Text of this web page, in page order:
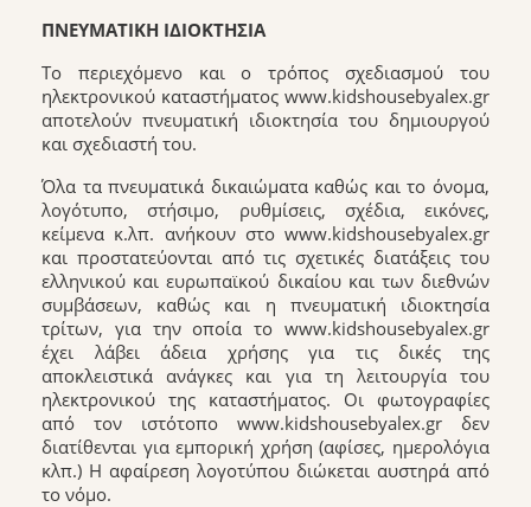
ΠΝΕΥΜΑΤΙΚΗ ΙΔΙOΚΤΗΣΙΑ
Το περιεχόμενο και ο τρόπος σχεδιασμού του
ηλεκτρονικού καταστήματος www.kidshousebyalex.gr
αποτελούν πνευματική ιδιοκτησία του δημιουργού
και σχεδιαστή του.
Όλα τα πνευματικά δικαιώματα καθώς και το όνομα,
λογότυπο, στήσιμο, ρυθμίσεις, σχέδια, εικόνες,
κείμενα κ.λπ. ανήκουν στο www.kidshousebyalex.gr
και προστατεύονται από τις σχετικές διατάξεις του
ελληνικού και ευρωπαϊκού δικαίου και των διεθνών
συμβάσεων, καθώς και η πνευματική ιδιοκτησία
τρίτων, για την οποία το www.kidshousebyalex.gr
έχει λάβει άδεια χρήσης για τις δικές της
αποκλειστικά ανάγκες και για τη λειτουργία του
ηλεκτρονικού της καταστήματος. Οι φωτογραφίες
από τον ιστότοπο www.kidshousebyalex.gr δεν
διατίθενται για εμπορική χρήση (αφίσες, ημερολόγια
κλπ.) Η αφαίρεση λογοτύπου διώκεται αυστηρά από
το νόμο.